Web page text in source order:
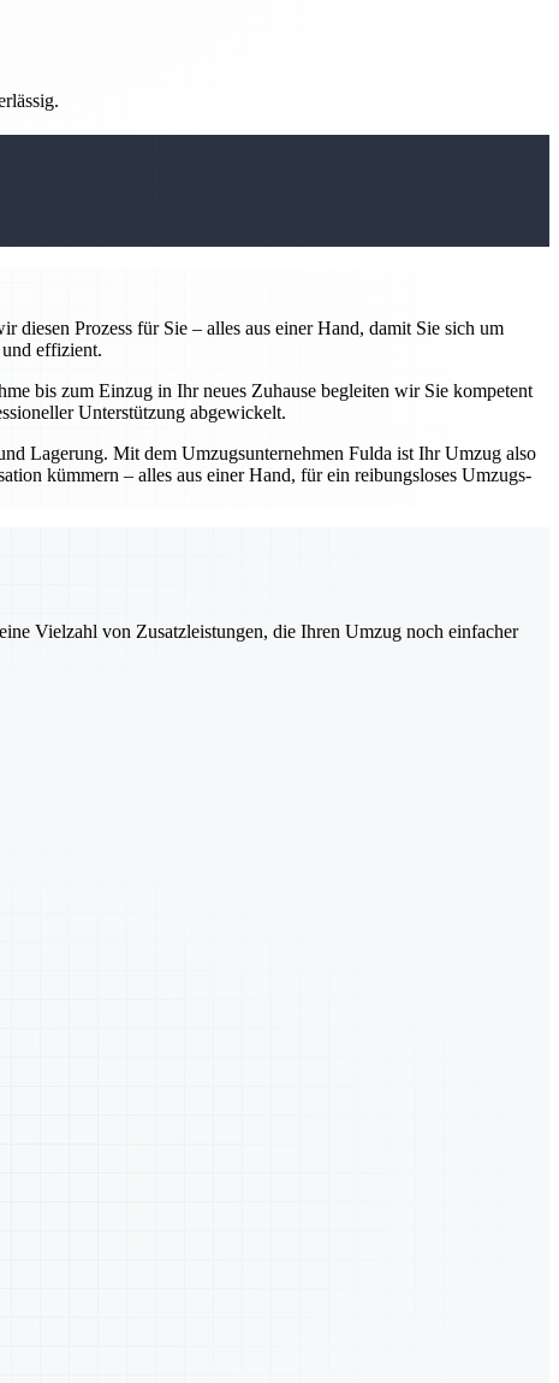
Prozess für Sie – alles aus einer Hand, damit Sie sich um
effizient.
bis zum Einzug in Ihr neues Zuhause begleiten wir Sie kompetent
Unterstützung abgewickelt.
Lagerung. Mit dem Umzugsunternehmen Fulda ist Ihr Umzug also
kümmern – alles aus einer Hand, für ein reibungsloses Umzugs-
Vielzahl von Zusatzleistungen, die Ihren Umzug noch einfacher